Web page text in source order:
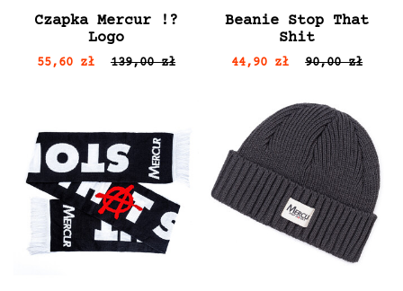
Czapka Mercur !?
Logo
55,60 zł 139,00 zł
Beanie Stop That
Shit
44,90 zł 90,00 zł